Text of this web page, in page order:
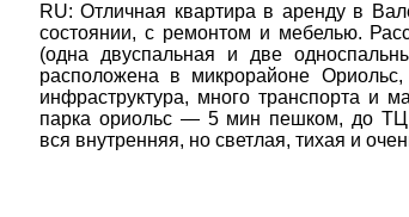
RU: Отличная квартира в аренду в
состоянии, с ремонтом и мебелью.
(одна двуспальная и две
расположена в микрорайоне
инфраструктура, много транспорта и
парка ориольс — 5 мин пешком, до
вся внутренняя, но светлая, тихая и